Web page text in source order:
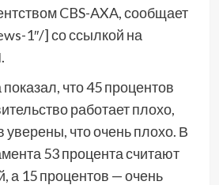
CBS-AXA, сообщает
1″/] со ссылкой на
что 45 процентов
работает плохо,
что очень плохо. В
53 процента считают
а 15 процентов — очень